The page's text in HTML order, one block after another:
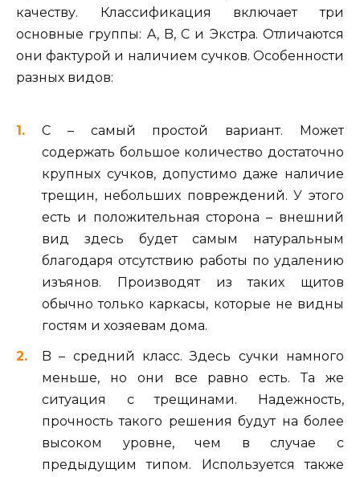
качеству. Классификация включает три
основные группы: A, B, С и Экстра. Отличаются
они фактурой и наличием сучков. Особенности
разных видов:
С – самый простой вариант. Может
содержать большое количество достаточно
крупных сучков, допустимо даже наличие
трещин, небольших повреждений. У этого
есть и положительная сторона – внешний
вид здесь будет самым натуральным
благодаря отсутствию работы по удалению
изъянов. Производят из таких щитов
обычно только каркасы, которые не видны
гостям и хозяевам дома.
B – средний класс. Здесь сучки намного
меньше, но они все равно есть. Та же
ситуация с трещинами. Надежность,
прочность такого решения будут на более
высоком уровне, чем в случае с
предыдущим типом. Используется также